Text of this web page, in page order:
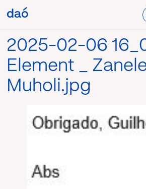
para
conteúdo
daó
daó
2025-02-06
Element _
Muholi.jpg